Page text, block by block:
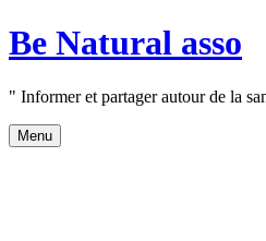
Aller
au
Be Natural asso
" Informer et partager autour de la
Menu